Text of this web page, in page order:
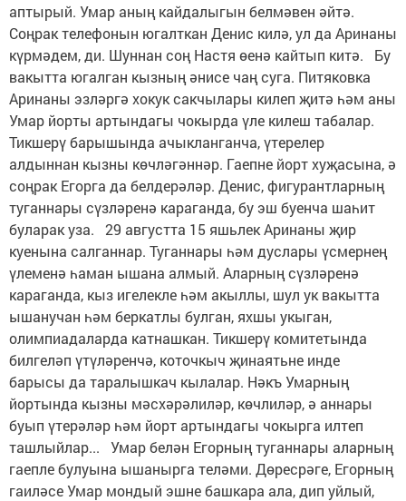
аптырый. Умар аның кайдалыгын белмәвен әйтә.
Соңрак телефонын югалткан Денис килә, ул да Аринаны
күрмәдем, ди. Шуннан соң Настя өенә кайтып китә. Бу
вакытта югалган кызның әнисе чаң суга. Питяковка
Аринаны эзләргә хокук сакчылары килеп җитә һәм аны
Умар йорты артындагы чокырда үле килеш табалар.
Тикшерү барышында ачыкланганча, үтерелер
алдыннан кызны көчләгәннәр. Гаепне йорт хуҗасына, ә
соңрак Егорга да бел­дерәләр. Денис, фигурантларның
туганнары сүзләренә караганда, бу эш буенча шаһит
буларак уза. 29 августта 15 яшьлек Аринаны җир
куенына салганнар. Туганнары һәм дуслары үсмернең
үлеменә һаман ышана алмый. Аларның сүзләренә
караганда, кыз игелекле һәм акыллы, шул ук вакытта
ышанучан һәм беркатлы булган, яхшы укыган,
олимпиадаларда катнашкан. Тикшерү комитетында
билгеләп үтүләренчә, коточкыч җинаятьне инде
барысы да таралышкач кылалар. Нәкъ Умарның
йортында кызны мәсхә­рәлиләр, көчлиләр, ә аннары
буып үтерәләр һәм йорт артындагы чокырга илтеп
ташлыйлар... Умар белән Егорның туганнары аларның
гаепле булуына ышанырга теләми. Дөресрәге, Егорның
гаиләсе Умар мондый эшне башкара ала, дип уйлый,